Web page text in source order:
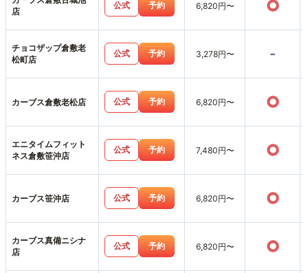
店
公式 予約 6,820円〜 ○
チョコザップ倉敷老
松町店
公式 予約 3,278円〜 -
カーブス倉敷老松店 公式 予約 6,820円〜 ○
エニタイムフィット
ネス倉敷笹沖店
公式 予約 7,480円〜 ○
カーブス笹沖店 公式 予約 6,820円〜 ○
カーブス真備ニシナ
店
公式 予約 6,820円〜 ○